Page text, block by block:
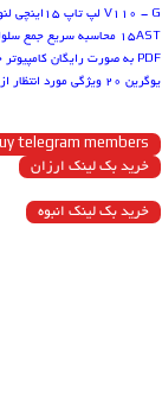
V110 - G
15AST محاسبه سریع جمع
PDF به صورت رایگان
یوگرین ۲۰ ویژگی مورد انتظار از گوشی‌های ۲۰۲۰
telegram members
خرید بک لینک ارزان
خرید بک لینک انبوه